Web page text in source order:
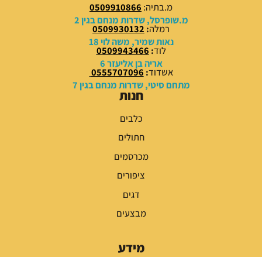
מ.בתיה: 0509910866
מ.שופרסל, שדרות מנחם בגין 2
רמלה:
0509930132
נאות שמיר, משה לוי 18
לוד:
0509943466
אריה בן אליעזר 6
אשדוד:
0555707096
מתחם סיטי, שדרות מנחם בגין 7
חנות
כלבים
חתולים
מכרסמים
ציפורים
דגים
מבצעים
מידע